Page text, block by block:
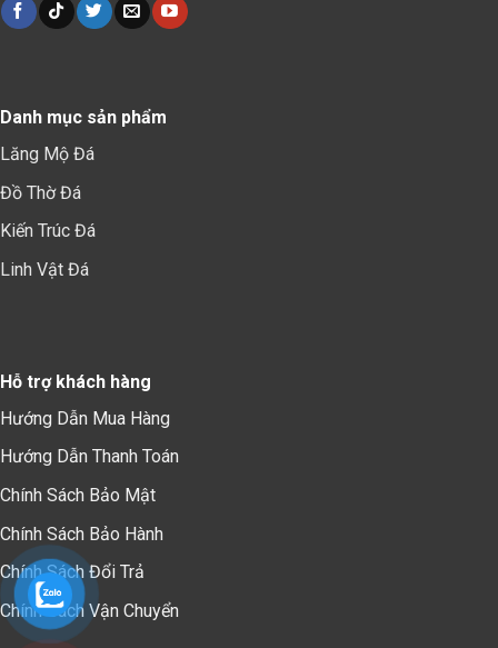
Danh mục sản phẩm
Lăng Mộ Đá
Đồ Thờ Đá
Kiến Trúc Đá
Linh Vật Đá
Hỗ trợ khách hàng
Hướng Dẫn Mua Hàng
Hướng Dẫn Thanh Toán
Chính Sách Bảo Mật
Chính Sách Bảo Hành
Chính Sách Đổi Trả
Chính Sách Vận Chuyển